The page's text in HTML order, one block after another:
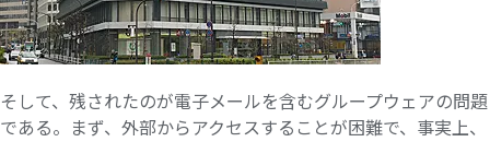
そして、残されたのが電子メールを含むグループウェアの問題
である。まず、外部からアクセスすることが困難で、事実上、